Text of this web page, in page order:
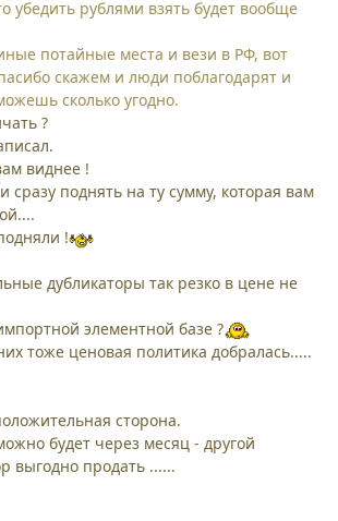
убедить рублями взять будет вообще
потайные места и вези в РФ, вот
скажем и люди поблагодарят и
сколько угодно.
?
виднее !
сразу поднять на ту сумму, которая вам
!
дубликаторы так резко в цене не
элементной базе ?
тоже ценовая политика добралась.....
сторона.
будет через месяц - другой
выгодно продать ......